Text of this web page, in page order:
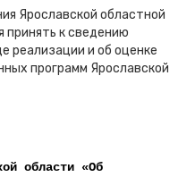
Ярославской областной
принять к сведению
реализации и об оценке
программ Ярославской
области «Об